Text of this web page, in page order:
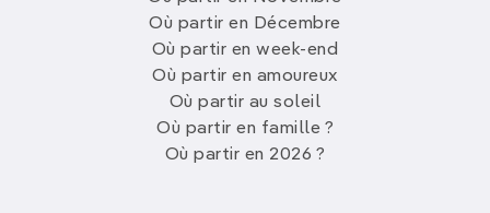
Où partir en Décembre
Où partir en week-end
Où partir en amoureux
Où partir au soleil
Où partir en famille ?
Où partir en 2026 ?